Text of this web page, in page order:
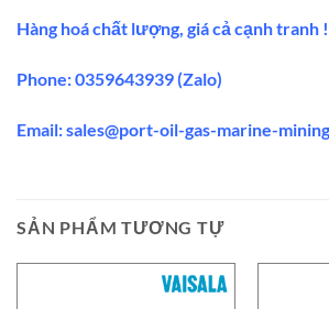
Hàng hoá chất lượng, giá cả cạnh tranh
Phone: 0359643939 (Zalo)
Email:sales@port-oil-gas-marine-
SẢN PHẨM TƯƠNG TỰ